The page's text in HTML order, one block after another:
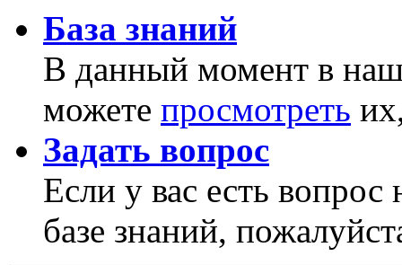
База знаний
В данный момент в
можете просмотреть
Задать вопрос
Если у вас есть
базе знаний,